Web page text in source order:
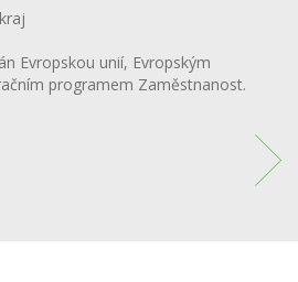
Evropskou unií, Evropským
programem Zaměstnanost.